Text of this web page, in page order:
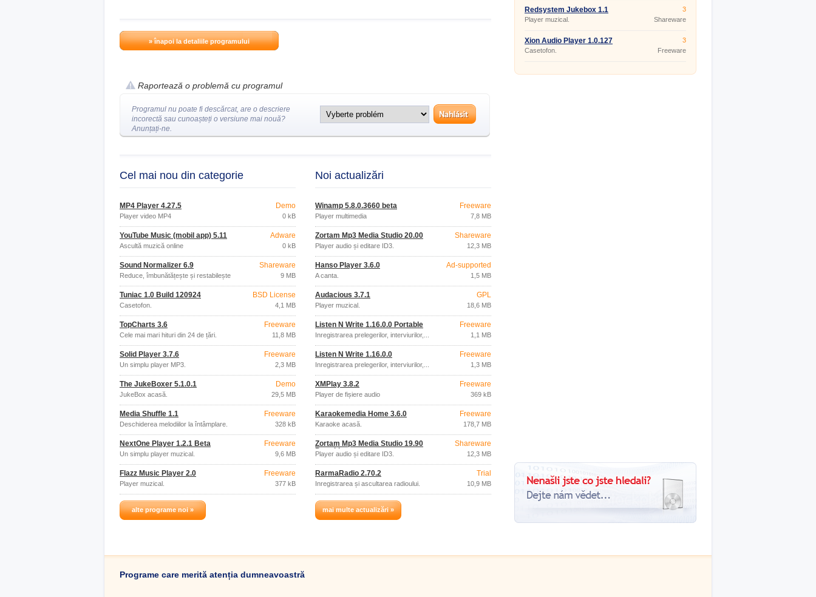
» înapoi la detaliile programului
Raportează o problemă cu programul
Programul nu poate fi descărcat, are o descriere
incorectă sau cunoașteți o versiune mai nouă?
Anunțați-ne.
Cel mai nou din categorie
MP4 Player 4.27.5
Player video MP4
Demo
0 kB
YouTube Music (mobil app) 5.11
Ascultă muzică online
Adware
0 kB
Sound Normalizer 6.9
Reduce, îmbunătățește și restabilește
volumul și dimensiunea fișierului.
Shareware
9 MB
Tuniac 1.0 Build 120924
Casetofon.
BSD License
4,1 MB
TopCharts 3.6
Cele mai mari hituri din 24 de țări.
Freeware
11,8 MB
Solid Player 3.7.6
Un simplu player MP3.
Freeware
2,3 MB
The JukeBoxer 5.1.0.1
JukeBox acasă.
Demo
29,5 MB
Media Shuffle 1.1
Deschiderea melodiilor la întâmplare.
Freeware
328 kB
NextOne Player 1.2.1 Beta
Un simplu player muzical.
Freeware
9,6 MB
Flazz Music Player 2.0
Player muzical.
Freeware
377 kB
alte programe noi »
Noi actualizări
Winamp 5.8.0.3660 beta
Player multimedia
Freeware
7,8 MB
Zortam Mp3 Media Studio 20.00
Player audio și editare ID3.
Shareware
12,3 MB
Hanso Player 3.6.0
A canta.
Ad-supported
1,5 MB
Audacious 3.7.1
Player muzical.
GPL
18,6 MB
Listen N Write 1.16.0.0 Portable
Înregistrarea prelegerilor, interviurilor,...
Freeware
1,1 MB
Listen N Write 1.16.0.0
Înregistrarea prelegerilor, interviurilor,...
Freeware
1,3 MB
XMPlay 3.8.2
Player de fișiere audio
Freeware
369 kB
Karaokemedia Home 3.6.0
Karaoke acasă.
Freeware
178,7 MB
Zortam Mp3 Media Studio 19.90
Portable
Player audio și editare ID3.
Shareware
12,3 MB
RarmaRadio 2.70.2
Înregistrarea și ascultarea radioului.
Trial
10,9 MB
mai multe actualizări »
Redsystem Jukebox 1.1
Player muzical.
3
Shareware
Xion Audio Player 1.0.127
Casetofon.
3
Freeware
Programe care merită atenția dumneavoastră